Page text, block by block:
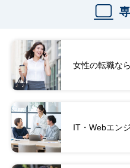
女性の転職なら
IT・Webエン